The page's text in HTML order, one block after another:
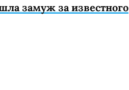
замуж за известного